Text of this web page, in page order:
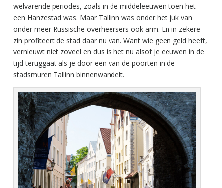
welvarende periodes, zoals in de middeleeuwen toen het
een Hanzestad was. Maar Tallinn was onder het juk van
onder meer Russische overheersers ook arm. En in zekere
zin profiteert de stad daar nu van. Want wie geen geld heeft,
vernieuwt niet zoveel en dus is het nu alsof je eeuwen in de
tijd teruggaat als je door een van de poorten in de
stadsmuren Tallinn binnenwandelt.